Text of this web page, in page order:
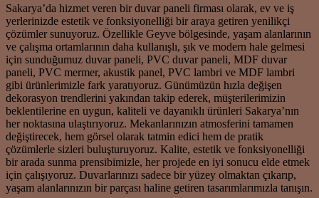
Sakarya’da hizmet veren bir duvar paneli firması olarak, ev ve iş
yerlerinizde estetik ve fonksiyonelliği bir araya getiren yenilikçi
çözümler sunuyoruz. Özellikle Geyve bölgesinde, yaşam alanlarının
ve çalışma ortamlarının daha kullanışlı, şık ve modern hale gelmesi
için sunduğumuz duvar paneli, PVC duvar paneli, MDF duvar
paneli, PVC mermer, akustik panel, PVC lambri ve MDF lambri
gibi ürünlerimizle fark yaratıyoruz. Günümüzün hızla değişen
dekorasyon trendlerini yakından takip ederek, müşterilerimizin
beklentilerine en uygun, kaliteli ve dayanıklı ürünleri Sakarya’nın
her noktasına ulaştırıyoruz. Mekanlarınızın atmosferini tamamen
değiştirecek, hem görsel olarak tatmin edici hem de pratik
çözümlerle sizleri buluşturuyoruz. Kalite, estetik ve fonksiyonelliği
bir arada sunma prensibimizle, her projede en iyi sonucu elde etmek
için çalışıyoruz. Duvarlarınızı sadece bir yüzey olmaktan çıkarıp,
yaşam alanlarınızın bir parçası haline getiren tasarımlarımızla tanışın.